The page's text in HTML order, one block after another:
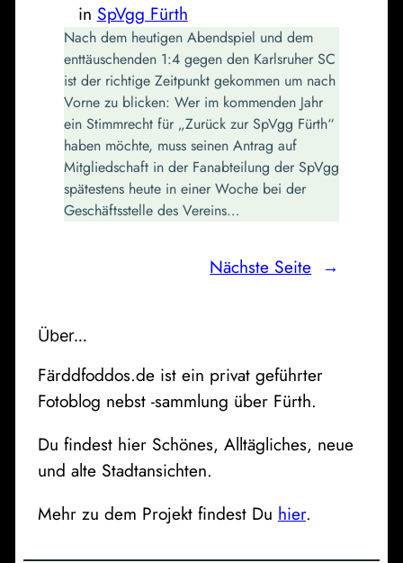
in SpVgg Fürth
Nach dem heutigen Abendspiel und dem
enttäuschenden 1:4 gegen den Karlsruher SC
ist der richtige Zeitpunkt gekommen um nach
Vorne zu blicken: Wer im kommenden Jahr
ein Stimmrecht für „Zurück zur SpVgg Fürth“
haben möchte, muss seinen Antrag auf
Mitgliedschaft in der Fanabteilung der SpVgg
spätestens heute in einer Woche bei der
Geschäftsstelle des Vereins…
Nächste Seite →
Über…
Färddfoddos.de ist ein privat geführter
Fotoblog nebst -sammlung über Fürth.
Du findest hier Schönes, Alltägliches, neue
und alte Stadtansichten.
Mehr zu dem Projekt findest Du hier.